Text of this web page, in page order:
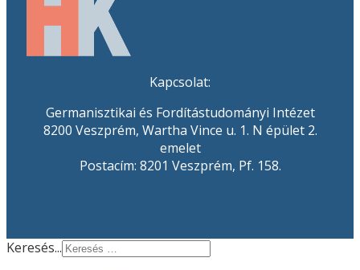
Kapcsolat:
Germanisztikai és Fordítástudományi Intézet
8200 Veszprém, Wartha Vince u. 1. N épület 2.
emelet
Postacím: 8201 Veszprém, Pf. 158.
Keresés...